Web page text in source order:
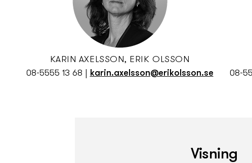
KARIN AXELSSON, ERIK OLSSON
08-5555 13 68
karin.axelsson@erikolsson.se
08-
Visning